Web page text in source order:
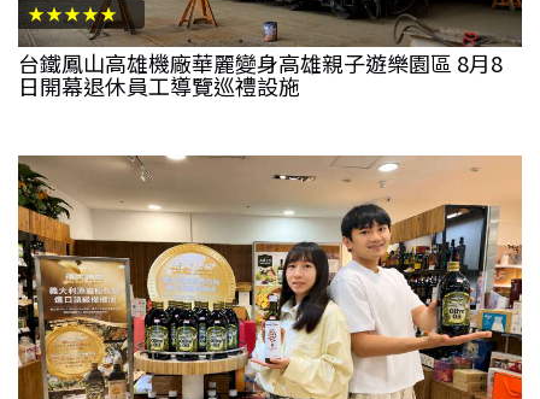
★★★★★
台鐵鳳山高雄機廠華麗變身高雄親子遊樂園區 8月8
日開幕退休員工導覽巡禮設施